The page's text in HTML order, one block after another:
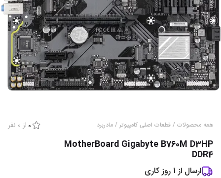
همه محصولات / قطعات اصلی کامپیوتر / مادربرد 0 از 0 نفر
MotherBoard Gigabyte B760M D3HP
DDR4
ارسال از 1 روز کاری